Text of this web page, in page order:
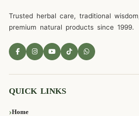
Trusted herbal care, traditional
premium natural products since 1999.
QUICK LINKS
Home